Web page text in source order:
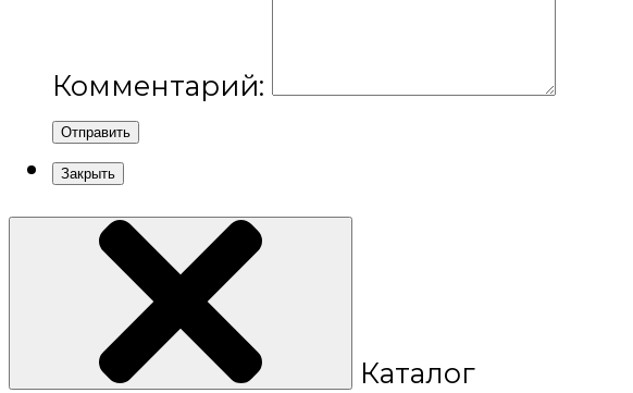
Комментарий:
Отправить
Закрыть
Каталог